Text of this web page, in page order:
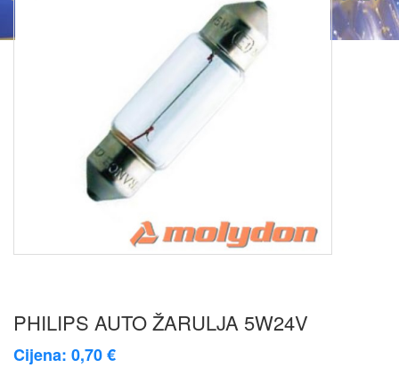
PHILIPS AUTO ŽARULJA 5W24V
Cijena: 0,70 €